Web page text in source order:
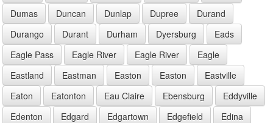
Dumas
Duncan Dunlap Dupree
Durand
Durango
Durant Durham Dyersburg
Eads
Eagle Pass
Eagle River Eagle River
Eagle
Eastland
Eastman Easton Easton
Eastville
Eaton
Eatonton Eau Claire Ebensburg
Eddyville
Edenton
Edgard Edgartown Edgefield
Edina